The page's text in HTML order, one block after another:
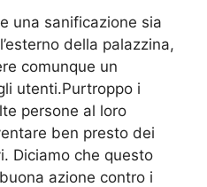
una sanificazione sia
della palazzina,
comunque un
utenti.Purtroppo i
persone al loro
ben presto dei
Diciamo che questo
azione contro i